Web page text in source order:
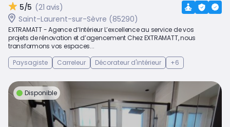
5/5 (21 avis)
Saint-Laurent-sur-Sèvre (85290)
EXTRAMATT - Agence d’Intérieur L’excellence au service de vos
projets de rénovation et d’agencement Chez EXTRAMATT, nous
transformons vos espaces...
Paysagiste
Carreleur Décorateur d'intérieur +6
Disponible